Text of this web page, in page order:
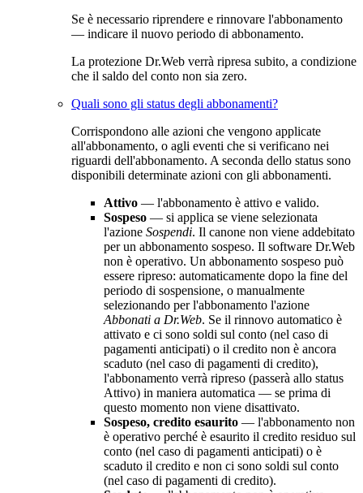
Se è necessario riprendere e rinnovare l'abbonamento
— indicare il nuovo periodo di abbonamento.
La protezione Dr.Web verrà ripresa subito, a condizione
che il saldo del conto non sia zero.
Quali sono gli status degli abbonamenti?
Corrispondono alle azioni che vengono applicate
all'abbonamento, o agli eventi che si verificano nei
riguardi dell'abbonamento. A seconda dello status sono
disponibili determinate azioni con gli abbonamenti.
Attivo — l'abbonamento è attivo e valido.
Sospeso — si applica se viene selezionata
l'azione Sospendi. Il canone non viene addebitato
per un abbonamento sospeso. Il software Dr.Web
non è operativo. Un abbonamento sospeso può
essere ripreso: automaticamente dopo la fine del
periodo di sospensione, o manualmente
selezionando per l'abbonamento l'azione
Abbonati a Dr.Web. Se il rinnovo automatico è
attivato e ci sono soldi sul conto (nel caso di
pagamenti anticipati) o il credito non è ancora
scaduto (nel caso di pagamenti di credito),
l'abbonamento verrà ripreso (passerà allo status
Attivo) in maniera automatica — se prima di
questo momento non viene disattivato.
Sospeso, credito esaurito — l'abbonamento non
è operativo perché è esaurito il credito residuo sul
conto (nel caso di pagamenti anticipati) o è
scaduto il credito e non ci sono soldi sul conto
(nel caso di pagamenti di credito).